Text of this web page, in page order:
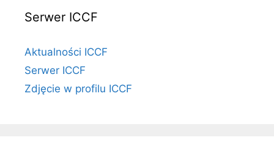
Serwer ICCF
Aktualności ICCF
Serwer ICCF
Zdjęcie w profilu ICCF